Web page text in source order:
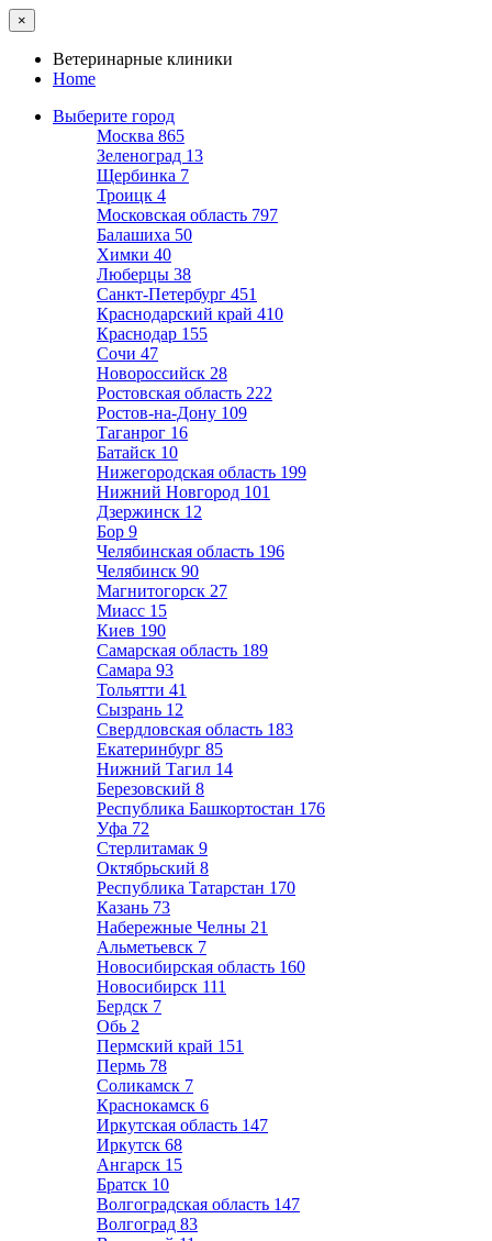
×
Ветеринарные клиники
Home
Выберите город
Москва 865
Зеленоград 13
Щербинка 7
Троицк 4
Московская область 797
Балашиха 50
Химки 40
Люберцы 38
Санкт-Петербург 451
Краснодарский край 410
Краснодар 155
Сочи 47
Новороссийск 28
Ростовская область 222
Ростов-на-Дону 109
Таганрог 16
Батайск 10
Нижегородская область 199
Нижний Новгород 101
Дзержинск 12
Бор 9
Челябинская область 196
Челябинск 90
Магнитогорск 27
Миасс 15
Киев 190
Самарская область 189
Самара 93
Тольятти 41
Сызрань 12
Свердловская область 183
Екатеринбург 85
Нижний Тагил 14
Березовский 8
Республика Башкортостан 176
Уфа 72
Стерлитамак 9
Октябрьский 8
Республика Татарстан 170
Казань 73
Набережные Челны 21
Альметьевск 7
Новосибирская область 160
Новосибирск 111
Бердск 7
Обь 2
Пермский край 151
Пермь 78
Соликамск 7
Краснокамск 6
Иркутская область 147
Иркутск 68
Ангарск 15
Братск 10
Волгоградская область 147
Волгоград 83